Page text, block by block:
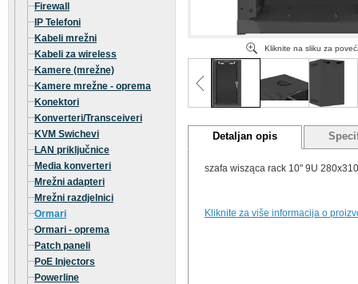
Firewall
IP Telefoni
Kabeli mrežni
Kabeli za wireless
Kamere (mrežne)
Kamere mrežne - oprema
Konektori
Konverteri/Transceiveri
KVM Swichevi
LAN priključnice
Media konverteri
Mrežni adapteri
Mrežni razdjelnici
Ormari
Ormari - oprema
Patch paneli
PoE Injectors
Powerline
Kliknite na sliku za
Detaljan opis
szafa wisząca rack 10" 9U
Kliknite za više informacija o